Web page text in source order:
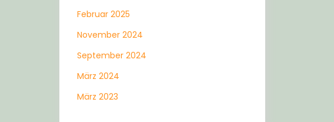
Februar 2025
November 2024
September 2024
März 2024
März 2023